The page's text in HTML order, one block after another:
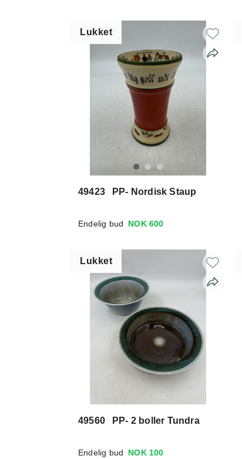
Lukket
49423 PP- Nordisk Staup
Endelig bud NOK 600
Lukket
49560 PP- 2 boller Tundra
Endelig bud NOK 100